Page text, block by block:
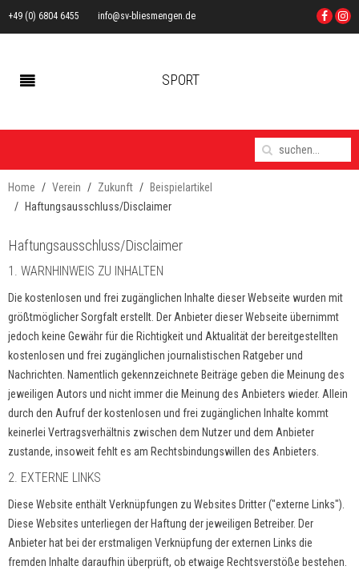
+49 (0) 6804 6455 info@sv-bliesmengen.de
SPORT
Home Verein Zukunft
Beispielartikel
Haftungsausschluss/Disclaimer
Haftungsausschluss/Disclaimer
1. WARNHINWEIS ZU INHALTEN
Die kostenlosen und frei zugänglichen Inhalte dieser Webseite wurden mit
größtmöglicher Sorgfalt erstellt. Der Anbieter dieser Webseite übernimmt
jedoch keine Gewähr für die Richtigkeit und Aktualität der bereitgestellten
kostenlosen und frei zugänglichen journalistischen Ratgeber und
Nachrichten. Namentlich gekennzeichnete Beiträge geben die Meinung des
jeweiligen Autors und nicht immer die Meinung des Anbieters wieder. Allein
durch den Aufruf der kostenlosen und frei zugänglichen Inhalte kommt
keinerlei Vertragsverhältnis zwischen dem Nutzer und dem Anbieter
zustande, insoweit fehlt es am Rechtsbindungswillen des Anbieters.
2. EXTERNE LINKS
Diese Website enthält Verknüpfungen zu Websites Dritter ("externe Links").
Diese Websites unterliegen der Haftung der jeweiligen Betreiber. Der
Anbieter hat bei der erstmaligen Verknüpfung der externen Links die
fremden Inhalte daraufhin überprüft, ob etwaige Rechtsverstöße bestehen.